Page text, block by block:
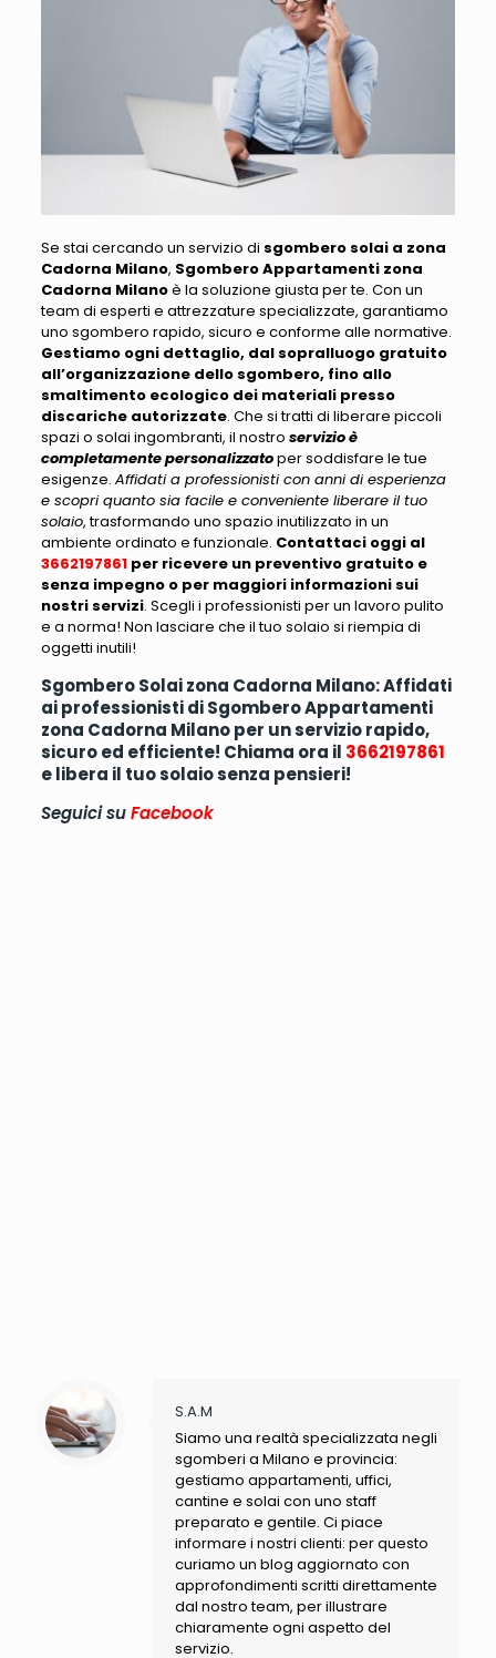
Se stai cercando un servizio di sgombero solai a zona
Cadorna Milano, Sgombero Appartamenti zona
Cadorna Milanoè la soluzione giusta per te. Con un
team di esperti e attrezzature specializzate, garantiamo
uno sgombero rapido, sicuro e conforme alle normative.
Gestiamo ogni dettaglio, dal sopralluogo gratuito
all’organizzazione dello sgombero, fino allo
smaltimento ecologico dei materiali presso
discariche autorizzate. Che si tratti di liberare piccoli
spazi o solai ingombranti, il nostro servizio è
completamente personalizzatoper soddisfare le tue
esigenze. Affidati a professionisti con anni di esperienza
e scopri quanto sia facile e conveniente liberare il tuo
solaio, trasformando uno spazio inutilizzato in un
ambiente ordinato e funzionale. Contattaci oggi al
3662197861 per ricevere un preventivo gratuito e
senza impegno o per maggiori informazioni sui
nostri servizi. Scegli i professionisti per un lavoro pulito
e a norma! Non lasciare che il tuo solaio si riempia di
oggetti inutili!
Sgombero Solai zona Cadorna Milano: Affidati
ai professionisti di Sgombero Appartamenti
zona Cadorna Milano per un servizio rapido,
sicuro ed efficiente! Chiama ora il 3662197861
e libera il tuo solaio senza pensieri!
Seguici suFacebook
S.A.M
Siamo una realtà specializzata negli
sgomberi a Milano e provincia:
gestiamo appartamenti, uffici,
cantine e solai con uno staff
preparato e gentile. Ci piace
informare i nostri clienti: per questo
curiamo un blog aggiornato con
approfondimenti scritti direttamente
dal nostro team, per illustrare
chiaramente ogni aspetto del
servizio.